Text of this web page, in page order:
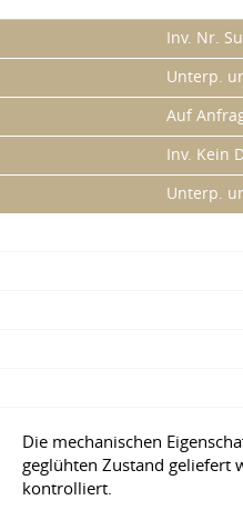
Inv. Nr.
Unterp.
Auf
Inv. Kein
Unterp.
Die mechanischen
geglühten Zustand geliefert
kontrolliert.